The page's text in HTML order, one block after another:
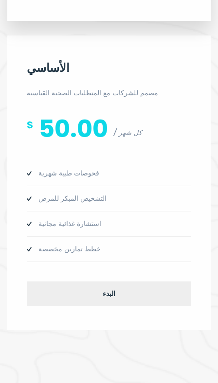
الأساسي
مصمم للشركات مع المتطلبات الصحية القياسية
$ 50.00 كل شهر
فحوصات طبية شهرية
التشخيص المبكر للمرض
استشارة غذائية مجانية
خطط تمارين مخصصة
البدء